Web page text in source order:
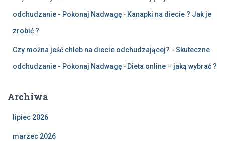
odchudzanie - Pokonaj Nadwagę - Kanapki na diecie ? Jak je
zrobić ?
Czy można jeść chleb na diecie odchudzającej? - Skuteczne
odchudzanie - Pokonaj Nadwagę - Dieta online – jaką wybrać ?
Archiwa
lipiec 2026
marzec 2026